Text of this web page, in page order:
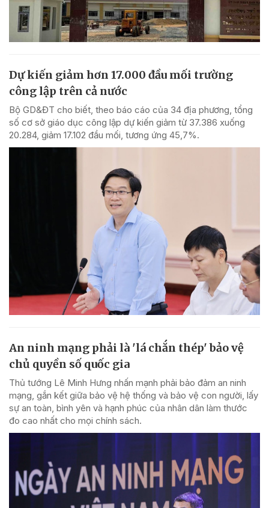
Dự kiến giảm hơn 17.000 đầu mối trường
công lập trên cả nước
Bộ GD&ĐT cho biết, theo báo cáo của 34 địa phương, tổng
số cơ sở giáo dục công lập dự kiến giảm từ 37.386 xuống
20.284, giảm 17.102 đầu mối, tương ứng 45,7%.
An ninh mạng phải là 'lá chắn thép' bảo vệ
chủ quyền số quốc gia
Thủ tướng Lê Minh Hưng nhấn mạnh phải bảo đảm an ninh
mạng, gắn kết giữa bảo vệ hệ thống và bảo vệ con người, lấy
sự an toàn, bình yên và hạnh phúc của nhân dân làm thước
đo cao nhất cho mọi chính sách.